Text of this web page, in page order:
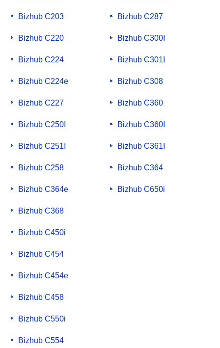
Bizhub C203
Bizhub C220
Bizhub C224
Bizhub C224e
Bizhub C227
Bizhub C250I
Bizhub C251I
Bizhub C258
Bizhub C287
Bizhub C300I
Bizhub C301I
Bizhub C308
Bizhub C360
Bizhub C360I
Bizhub C361I
Bizhub C364
Bizhub C364e
Bizhub C368
Bizhub C450i
Bizhub C454
Bizhub C454e
Bizhub C458
Bizhub C550i
Bizhub C554
Bizhub C650i